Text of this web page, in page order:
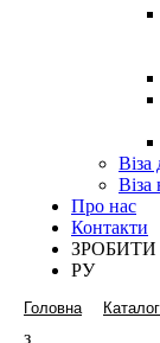
Віза
Віза
Про нас
Контакти
ЗРОБИТИ
РУ
Головна
з